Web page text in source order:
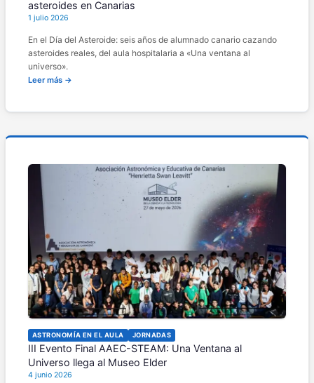
asteroides en Canarias
1 julio 2026
En el Día del Asteroide: seis años de alumnado canario cazando
asteroides reales, del aula hospitalaria a «Una ventana al
universo».
Leer más →
ASTRONOMÍA EN EL AULA JORNADAS
III Evento Final AAEC-STEAM: Una Ventana al
Universo llega al Museo Elder
4 junio 2026